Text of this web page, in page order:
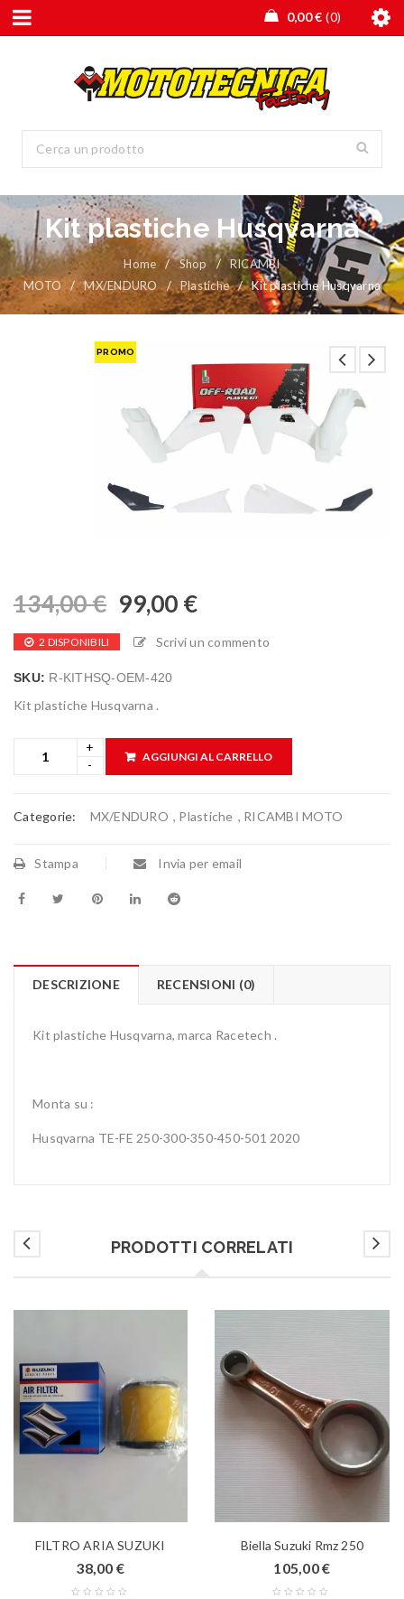
0,00€ 0
Kit plastiche Husqvarna
Home / Shop /
RICAMBI
MOTO
/ MX/ENDURO / Plastiche / Kit plastiche Husqvarna
PROMO
134,00€ 99,00 €
2 DISPONIBILI Scrivi un commento
SKU: R-KITHSQ-OEM-420
Kit plastiche Husqvarna .
AGGIUNGI AL CARRELLO
Categorie: MX/ENDURO , Plastiche , RICAMBI MOTO
Stampa Invia per email
DESCRIZIONE RECENSIONI (0)
Kit plastiche Husqvarna, marca Racetech .
Monta su :
Husqvarna TE-FE 250-300-350-450-501 2020
PRODOTTI CORRELATI
FILTRO ARIA SUZUKI
38,00 €
Biella Suzuki Rmz 250
105,00€